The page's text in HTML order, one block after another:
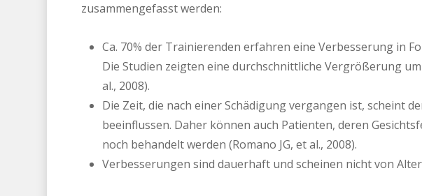
zusammengefasst werden:
Ca. 70% der Trainierenden erfahren eine Verbesserung in
Die Studien zeigten eine durchschnittliche Vergrößerung um
al., 2008).
Die Zeit, die nach einer Schädigung vergangen ist, scheint
beeinflussen. Daher können auch Patienten, deren
noch behandelt werden (Romano JG, et al., 2008).
Verbesserungen sind dauerhaft und scheinen nicht von